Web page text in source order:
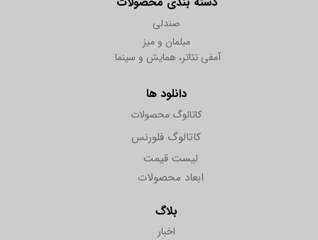
صندلی
مبلمان و میز
آمفی تئاتر، همایش و سینما
دانلود ها
کاتالوگ محصولات
کاتالوگ فلورنس
بلاگ
اخبار
ابعاد محصولات
لیست قیمت